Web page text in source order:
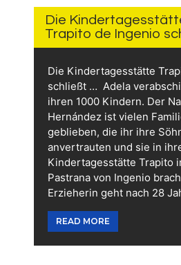
2026
Die
Trapito de Ingenio
Die Kindertagesstätte
schließt … Adela
ihren 1000 Kindern. Der
Hernández ist vielen
geblieben, die ihr ihre
anvertrauten und sie in
Kindertagesstätte Trapito
Pastrana von Ingenio
Erzieherin geht nach 28
READ MORE